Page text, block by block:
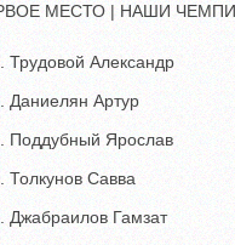
МЕСТО | НАШИ
Трудовой Александр
Даниелян Артур
Поддубный Ярослав
Толкунов Савва
Джабраилов Гамзат